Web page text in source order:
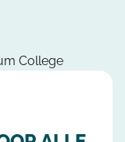
College